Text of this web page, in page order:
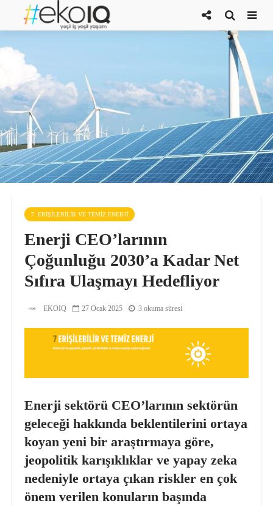
7. ERIŞILEBILIR VE TEMIZ ENERJI
Enerji CEO’larının
Çoğunluğu 2030’a Kadar Net
Sıfıra Ulaşmayı Hedefliyor
EKOIQ 27 Ocak 2025 3 okuma süresi
Enerji sektörü CEO’larının sektörün
geleceği hakkında beklentilerini ortaya
koyan yeni bir araştırmaya göre,
jeopolitik karışıklıklar ve yapay zeka
nedeniyle ortaya çıkan riskler en çok
önem verilen konuların başında